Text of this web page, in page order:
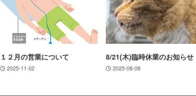
１２月の営業について
2025-11-02
8/21(木)臨時休業のお知らせ
2025-08-08